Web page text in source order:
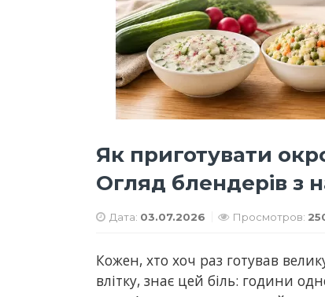
Як приготувати
Огляд блендерів з
Дата: 03.07.2026 Просмотров:
Кожен, хто хоч раз готував
влітку, знає цей біль: години